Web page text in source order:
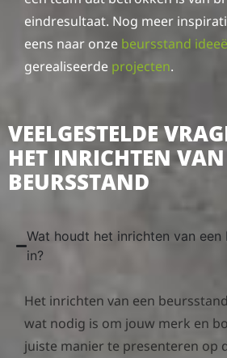
eindresultaat. Nog meer
eens naar onze beursstand
gerealiseerde projecten.
VEELGESTELDE
HET INRICHTEN VAN
BEURSSTAND
Wat houdt het inrichten van een
in?
Het inrichten van een
wat nodig is om jouw merk en
juiste manier te presenteren op